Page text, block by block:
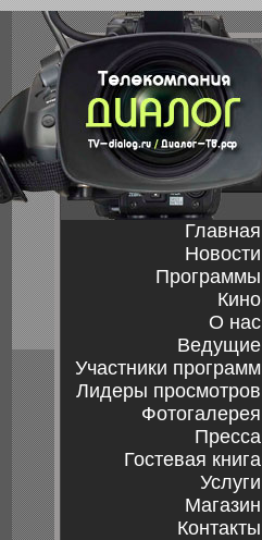
Главная
Новости
Программы
Кино
О нас
Ведущие
Участники программ
Лидеры просмотров
Фотогалерея
Пресса
Гостевая книга
Услуги
Магазин
Контакты